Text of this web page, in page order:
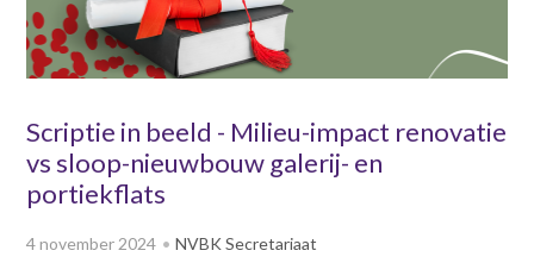
i
g
i
o
n
u
Scriptie in beeld - Milieu-impact renovatie
vs sloop-nieuwbouw galerij- en
portiekflats
4 november 2024 NVBK Secretariaat
Dag van de
Bouwkostendeskundige 2024
Dag van de
november 2023
Vernieuwde boek
levensduurkosten